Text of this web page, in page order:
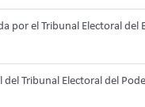
por el Tribunal Electoral del
del Tribunal Electoral del